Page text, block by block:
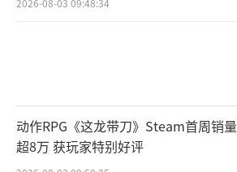
动作RPG《这龙带刀》Steam首周销量
超8万 获玩家特别好评